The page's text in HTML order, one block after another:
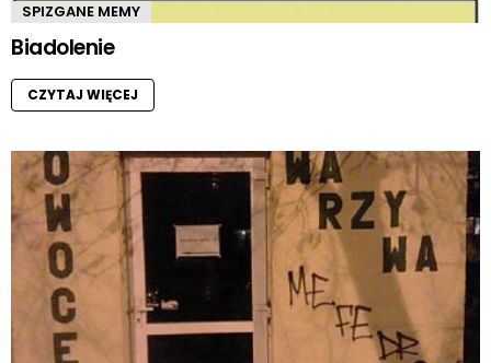
SPIZGANE MEMY
Biadolenie
CZYTAJ WIĘCEJ